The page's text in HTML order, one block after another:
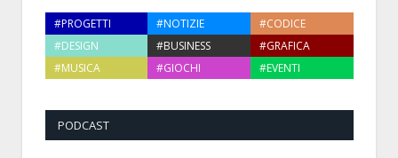
#PROGETTI #NOTIZIE
#CODICE
#DESIGN
#BUSINESS
#GRAFICA
#MUSICA
#GIOCHI #EVENTI
PODCAST